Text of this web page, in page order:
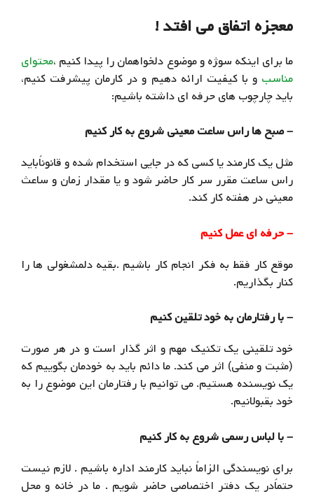
معجزه اتفاق می افتد !
ما برای اینکه سو‍‍ژه و موضوع دلخواهمان را پیدا کنیم ،محتوای
مناسب و با کیفیت ارائه دهیم و در کارمان پیشرفت کنیم،
باید چارچوب های حرفه ای داشته باشیم:
– صبح ها راس ساعت معینی شروع به کار کنیم
مثل یک کارمند یا کسی که در جایی استخدام شده و قانوناًباید
راس ساعت مقرر سر کار حاضر شود و یا مقدار زمان و ساعث
معینی در هفته کار کند.
– حرفه ای عمل کنیم
موقع کار فقط به فکر انجام کار باشیم .بقیه دلمشغولی ها را
کنار بگذاریم.
– با رفتارمان به خود تلقین کنیم
خود تلقینی یک تکنیک مهم و اثر گذار است و در هر صورت
(مثبت و منفی) اثر می کند. ما دائم باید به خودمان بگوییم که
یک نویسنده هستیم. می توانیم با رفتارمان این موضوع را به
خود بقبولانیم.
– با لباس رسمی شروع به کار کنیم
برای نویسندگی الزاماً نباید کارمند اداره باشیم . لازم نیست
حتماًدر یک دفتر اختصاصی حاضر شویم . ما در خانه و محل